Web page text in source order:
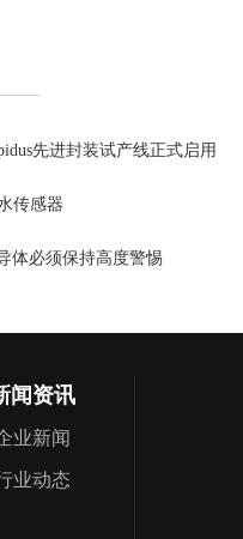
先进封装试产线正式启用
传感器
体必须保持高度警惕
闻资讯
业新闻
业动态